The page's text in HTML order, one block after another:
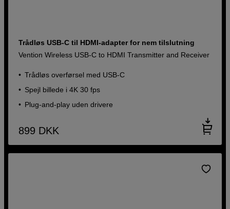
Trådløs USB-C til HDMI-adapter for nem tilslutning
Vention Wireless USB-C to HDMI Transmitter and Receiver
Trådløs overførsel med USB-C
Spejl billede i 4K 30 fps
Plug-and-play uden drivere
899 DKK